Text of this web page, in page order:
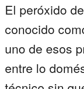
El peróxido
conocido
uno de esos
entre lo